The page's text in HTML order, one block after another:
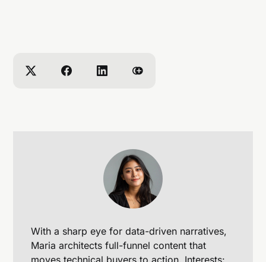
With a sharp eye for data-driven narratives,
Maria architects full-funnel content that